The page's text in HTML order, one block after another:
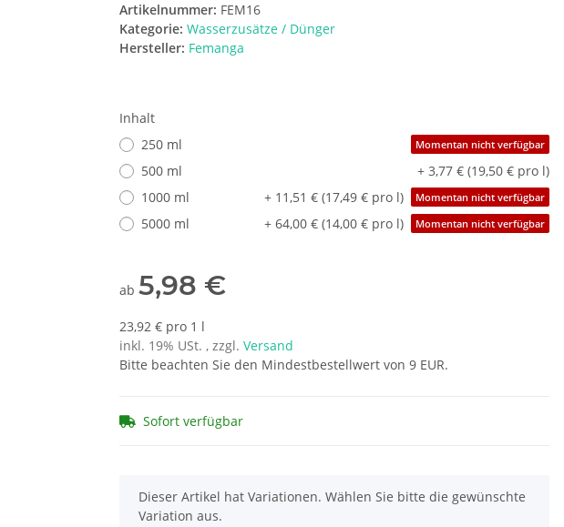
Artikelnummer: FEM16
Kategorie: Wasserzusätze / Dünger
Hersteller: Femanga
Inhalt
250 ml
Momentan nicht verfügbar
500 ml
+ 3,77 € (19,50 € pro l)
1000 ml
+ 11,51 € (17,49 € pro l) Momentan nicht verfügbar
5000 ml + 64,00 € (14,00 € pro l) Momentan nicht verfügbar
ab 5,98 €
23,92 € pro 1 l
inkl. 19% USt. , zzgl. Versand
Bitte beachten Sie den Mindestbestellwert von 9 EUR.
Sofort verfügbar
x
Dieser Artikel hat Variationen. Wählen Sie bitte die gewünschte
Variation aus.